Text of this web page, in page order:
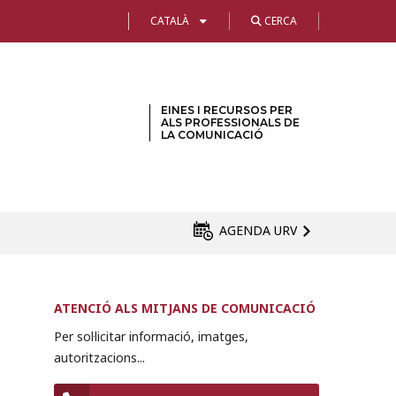
CATALÀ CERCA
EINES I RECURSOS PER
ALS PROFESSIONALS DE
LA COMUNICACIÓ
AGENDA URV
ATENCIÓ ALS MITJANS DE COMUNICACIÓ
Per sol·licitar informació, imatges,
autoritzacions...